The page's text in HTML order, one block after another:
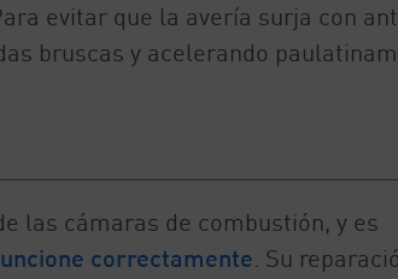
evitar que la avería surja con
bruscas y acelerando
las cámaras de combustión, y es
correctamente. Su